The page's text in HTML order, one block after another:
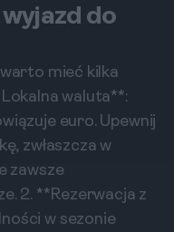
do
mieć kilka
waluta**:
euro. Upewnij
zwłaszcza w
zawsze
2. **Rezerwacja z
w sezonie